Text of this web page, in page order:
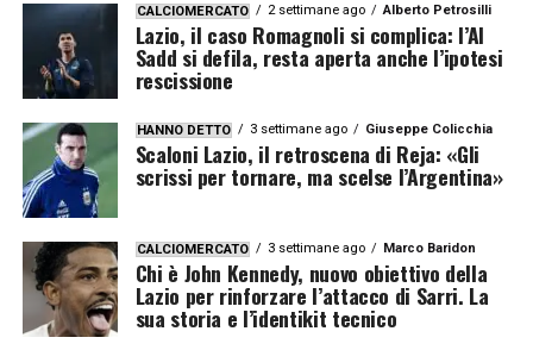
CALCIOMERCATO 2 settimane ago Alberto Petrosilli
Lazio, il caso Romagnoli si complica: l’Al
Sadd si defila, resta aperta anche l’ipotesi
rescissione
HANNO DETTO 3 settimane ago Giuseppe Colicchia
Scaloni Lazio, il retroscena di Reja: «Gli
scrissi per tornare, ma scelse l’Argentina»
CALCIOMERCATO 3 settimane ago Marco Baridon
Chi è John Kennedy, nuovo obiettivo della
Lazio per rinforzare l’attacco di Sarri. La
sua storia e l’identikit tecnico